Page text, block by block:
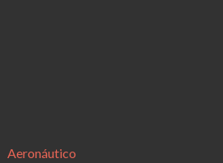
Aeronáutico